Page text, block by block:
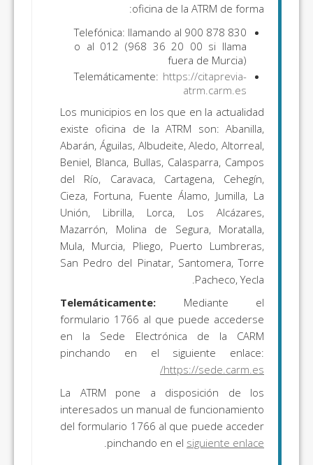
oficina de la ATRM de forma:
Telefónica: llamando al 900 878 830
o al 012 (968 36 20 00 si llama
fuera de Murcia)
Telemáticamente: https://citaprevia-
atrm.carm.es
Los municipios en los que en la actualidad
existe oficina de la ATRM son: Abanilla,
Abarán, Águilas, Albudeite, Aledo, Altorreal,
Beniel, Blanca, Bullas, Calasparra, Campos
del Río, Caravaca, Cartagena, Cehegín,
Cieza, Fortuna, Fuente Álamo, Jumilla, La
Unión, Librilla, Lorca, Los Alcázares,
Mazarrón, Molina de Segura, Moratalla,
Mula, Murcia, Pliego, Puerto Lumbreras,
San Pedro del Pinatar, Santomera, Torre
Pacheco, Yecla.
Telemáticamente: Mediante el
formulario 1766 al que puede accederse
en la Sede Electrónica de la CARM
pinchando en el siguiente enlace:
https://sede.carm.es/
La ATRM pone a disposición de los
interesados un manual de funcionamiento
del formulario 1766 al que puede acceder
pinchando en el siguiente enlace